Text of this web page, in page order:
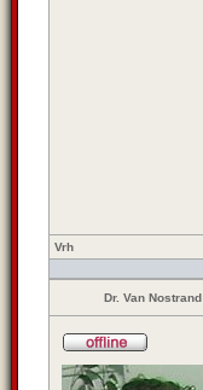
Vrh
Dr. Van Nostrand